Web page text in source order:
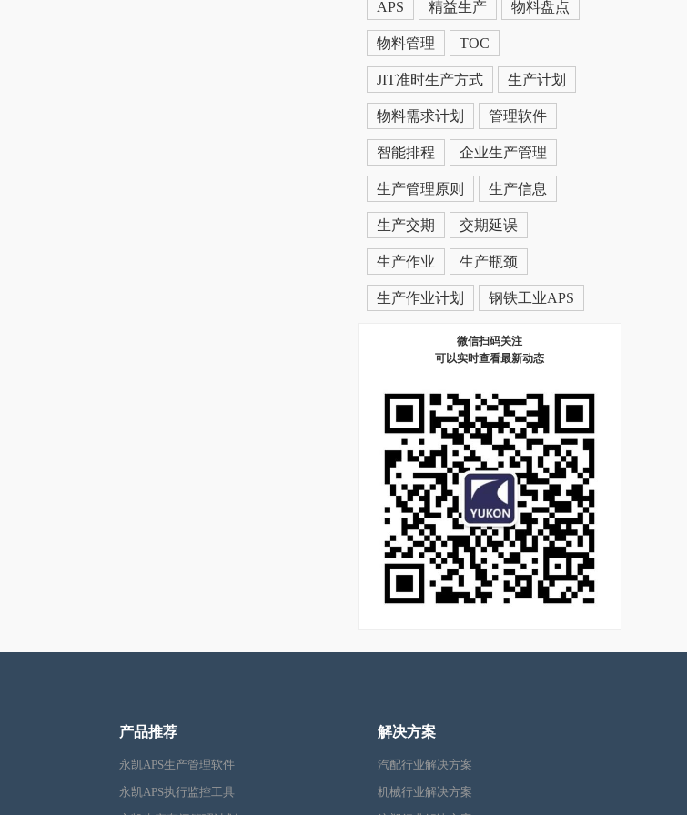
APS 精益生产 物料盘点
物料管理 TOC
JIT准时生产方式 生产计划
物料需求计划 管理软件
智能排程 企业生产管理
生产管理原则 生产信息
生产交期 交期延误
生产作业 生产瓶颈
生产作业计划 钢铁工业APS
微信扫码关注
可以实时查看最新动态
产品推荐
永凯APS生产管理软件
永凯APS执行监控工具
解决方案
汽配行业解决方案
机械行业解决方案